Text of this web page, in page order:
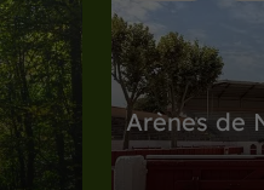
Arènes de